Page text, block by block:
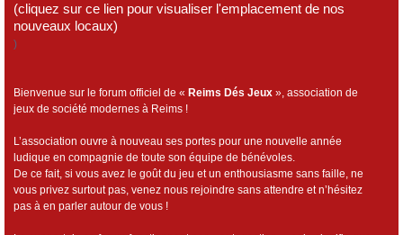
(cliquez sur ce lien pour visualiser l'emplacement de nos
nouveaux locaux)
)
Bienvenue sur le forum officiel de « Reims Dés Jeux », association de
jeux de société modernes à Reims !
L’association ouvre à nouveau ses portes pour une nouvelle année
ludique en compagnie de toute son équipe de bénévoles.
De ce fait, si vous avez le goût du jeu et un enthousiasme sans faille, ne
vous privez surtout pas, venez nous rejoindre sans attendre et n’hésitez
pas à en parler autour de vous !